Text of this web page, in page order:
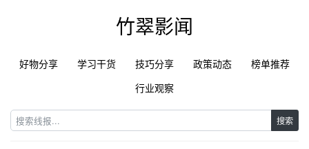
竹翠影闻
好物分享 学习干货 技巧分享 政策动态
榜单推荐
行业观察
搜索